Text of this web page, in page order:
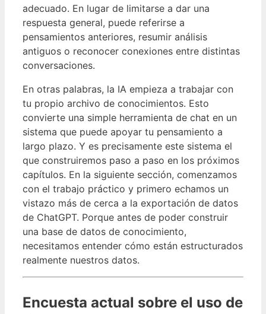
adecuado. En lugar de limitarse a dar una
respuesta general, puede referirse a
pensamientos anteriores, resumir análisis
antiguos o reconocer conexiones entre distintas
conversaciones.
En otras palabras, la IA empieza a trabajar con
tu propio archivo de conocimientos. Esto
convierte una simple herramienta de chat en un
sistema que puede apoyar tu pensamiento a
largo plazo. Y es precisamente este sistema el
que construiremos paso a paso en los próximos
capítulos. En la siguiente sección, comenzamos
con el trabajo práctico y primero echamos un
vistazo más de cerca a la exportación de datos
de ChatGPT. Porque antes de poder construir
una base de datos de conocimiento,
necesitamos entender cómo están estructurados
realmente nuestros datos.
Encuesta actual sobre el uso de